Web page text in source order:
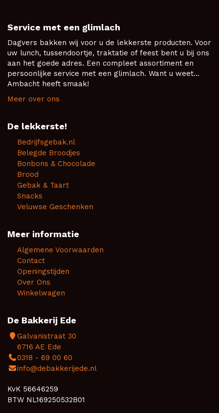
Service met een glimlach
Dagvers bakken wij voor u de lekkerste producten. Voor
uw lunch, tussendoortje, traktatie of feest bent u bij ons
aan het goede adres. Een compleet assortiment en
persoonlijke service met een glimlach. Want u weet...
Ambacht heeft smaak!
Meer over ons
De lekkerste!
Bedrijfsgebak.nl
Belegde Broodjes
Bonbons & Chocolade
Brood
Gebak & Taart
Snacks
Veluwse Geschenken
Meer informatie
Algemene Voorwaarden
Contact
Openingstijden
Over Ons
Winkelwagen
De Bakkerij Ede
Galvanistraat 30
6716 AE Ede
0318 - 69 00 60
info@debakkerijede.nl
KvK 56646259
BTW NL169250532B01